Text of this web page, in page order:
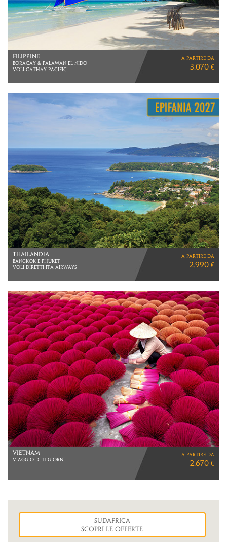
SOUTH KOREA BY TRAIN
VIAGGIO DI 10 GIORNI
a partire da
2.140 €
POLINESIA
VIAGGIO DI 15 GIORNI
Tahiti > Moorea > Bora Bora > Rangiroa
a partire da
4.890 €
MALDIVE
CROWN & CHAMPA HOTELS
a partire da
2.040 €
Sudafrica
Scopri le Offerte